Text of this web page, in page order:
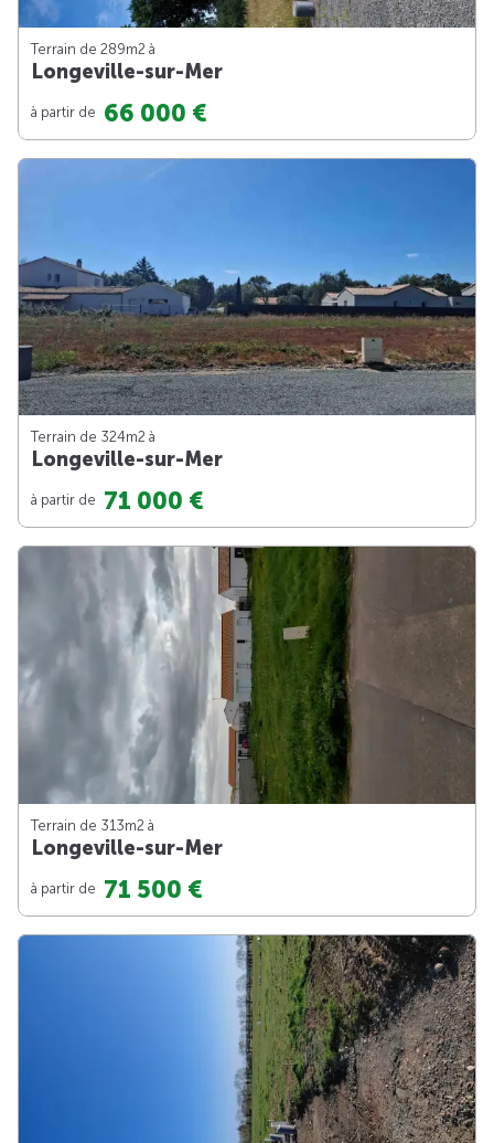
Terrain de 289m2 à
Longeville-sur-Mer
à partir de 66 000 €
Terrain de 324m2 à
Longeville-sur-Mer
à partir de 71 000 €
Terrain de 313m2 à
Longeville-sur-Mer
à partir de 71 500 €